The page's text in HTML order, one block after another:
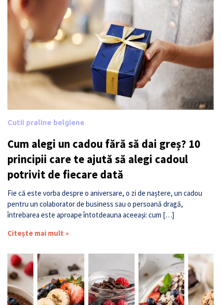
Cutii praline belgiene
Cum alegi un cadou fără să dai greș? 10
principii care te ajută să alegi cadoul
potrivit de fiecare dată
Fie că este vorba despre o aniversare, o zi de naștere, un cadou
pentru un colaborator de business sau o persoană dragă,
întrebarea este aproape întotdeauna aceeași: cum […]
Citește mai mult »